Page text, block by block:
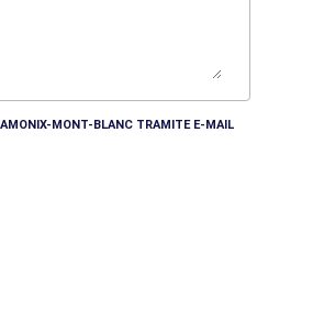
MONT-BLANC TRAMITE E-MAIL